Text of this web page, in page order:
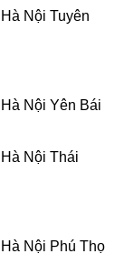
Nội Tuyên
Nội Yên Bái
Nội Thái
Nội Phú Thọ